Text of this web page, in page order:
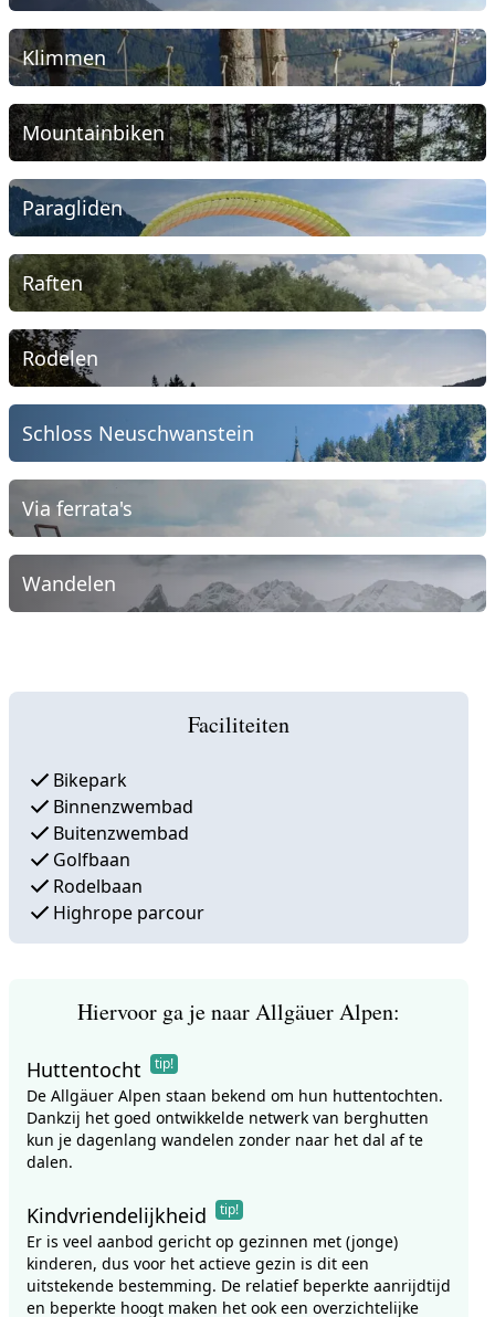
Klimmen
Mountainbiken
Paragliden
Raften
Rodelen
Schloss Neuschwanstein
Via ferrata's
Wandelen
Faciliteiten
Bikepark
Binnenzwembad
Buitenzwembad
Golfbaan
Rodelbaan
Highrope parcour
Hiervoor ga je naar Allgäuer Alpen:
Huttentocht tip!
De Allgäuer Alpen staan bekend om hun huttentochten.
Dankzij het goed ontwikkelde netwerk van berghutten
kun je dagenlang wandelen zonder naar het dal af te
dalen.
Kindvriendelijkheid tip!
Er is veel aanbod gericht op gezinnen met (jonge)
kinderen, dus voor het actieve gezin is dit een
uitstekende bestemming. De relatief beperkte aanrijdtijd
en beperkte hoogt maken het ook een overzichtelijke